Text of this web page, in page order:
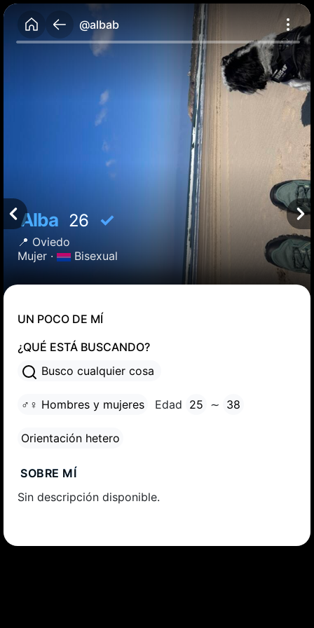
@albab
Alba 26 ✓
📍 Oviedo
Mujer ·
Bisexual
UN POCO DE MÍ
¿QUÉ ESTÁ BUSCANDO?
Busco cualquier cosa
♂♀ Hombres y mujeres Edad 25 ∼ 38
Orientación hetero
SOBRE MÍ
Sin descripción disponible.